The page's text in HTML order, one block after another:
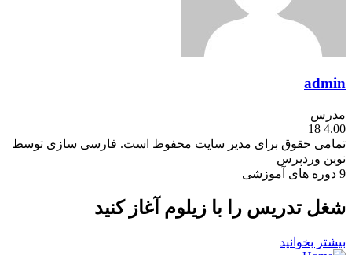
admin
مدرس
4.00
18
تمامی حقوق برای مدیر سایت محفوظ است. فارسی سازی توسط
نوین وردپرس
9 دوره های آموزشی
شغل تدریس را با زیلوم آغاز کنید
بیشتر بخوانید